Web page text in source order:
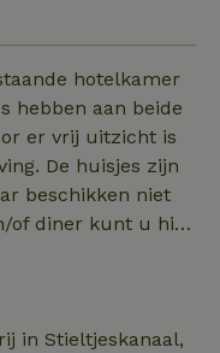
hotelkamer
hebben aan beide
er vrij uitzicht is
De huisjes zijn
beschikken niet
de verhuurder.
in Stieltjeskanaal,